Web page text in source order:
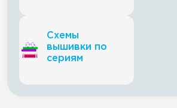
Схемы
вышивки по
сериям